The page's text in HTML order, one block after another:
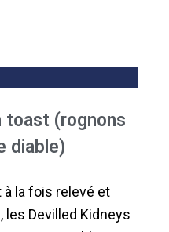
toast (rognons
diable)
la fois relevé et
Devilled Kidneys